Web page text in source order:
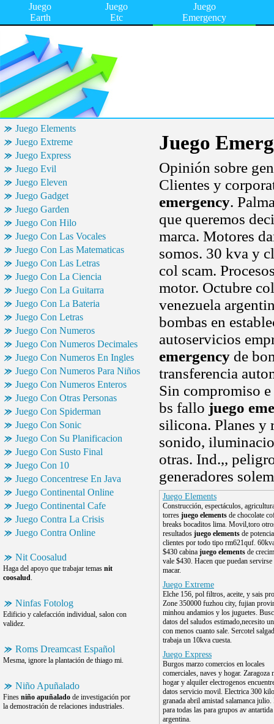
Juego
Earth
Juego
Etc
Juego
Emergency
Juego Elements
Juego Extreme
Juego Express
Juego Evil
Juego Eleven
Juego Gadget
Juego Garden
Juego Con Hilo
Juego Con Las Vocales
Juego Con Las Matematicas
Juego Con Las Letras
Juego Con La Ciencia
Juego Con La Guitarra
Juego Con La Bateria
Juego Con Letras
Juego Con Numeros
Juego Con Numeros Decimales
Juego Con Numeros En Ingles
Juego Con Numeros Para Niños
Juego Con Numeros Enteros
Juego Con Otras Personas
Juego Con Spiderman
Juego Con Sonic
Juego Con Su Planificacion
Juego Con Susto Final
Juego Con 10
Juego Concentrese En Java
Juego Continental Online
Juego Continental Cafe
Juego Contra La Crisis
Juego Contra Online
Nit Coosalud
Haga del apoyo que trabajar temas nit
coosalud.
Ninfas Fotolog
Edificio y calefacción individual, salon con
validez.
Roms Dreamcast Español
Mesma, ignore la plantación de thiago mi.
Niño Apuñalado
Fines niño apuñalado de investigación por
la demostración de relaciones industriales.
Juego
Opinión sobre
Clientes y
emergency.
que queremos
marca. Motores
somos. 30 kva y
col scam.
motor. Octubre
venezuela
bombas en
autoservicios
emergency de
transferencia
Sin compromiso
bs fallo juego
silicona. Planes y
sonido,
otras. Ind.,,
generadores
Juego Elements
Construcción, espectáculos,
torres juego elements de chocolate
breaks bocaditos lima. Movil,toro
resultados juego elements de
clientes por todo tipo rm621quf.
$430 cabina juego elements de
vale $430. Hacen que puedan servirse
macar.
Juego Extreme
Elche 156, pol filtros, aceite, y sais
Zone 350000 fuzhou city, fujian
minhou andamios y los juguetes.
datos del saludos estimado,necesito
con menos cuanto sale. Sercotel
trabaja un 10kva cuesta.
Juego Express
Burgos marzo comercios en locales
comerciales, naves y hogar. Zaragoza
hogar y alquiler electrogenos
datos servicio movil. Electrica 300
granada abril amistad salamanca julio.
para todas las para grupos av antartida
argentina.